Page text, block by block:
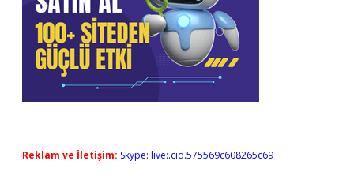
Reklam ve İletişim: Skype: live:.cid.575569c608265c69